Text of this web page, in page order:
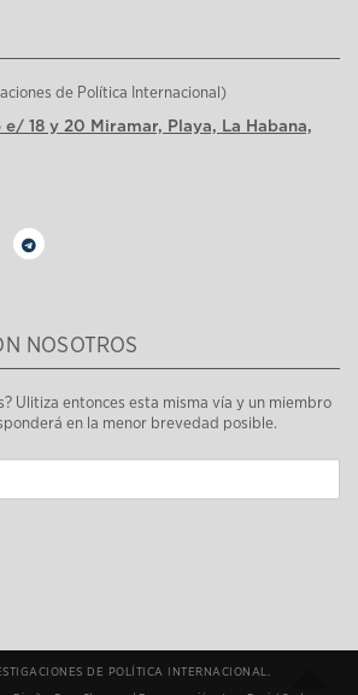
de Política Internacional)
e/ 18 y 20 Miramar, Playa, La Habana,
NOSOTROS
Ulitiza entonces esta misma vía y un miembro
en la menor brevedad posible.
DE POLÍTICA INTERNACIONAL.